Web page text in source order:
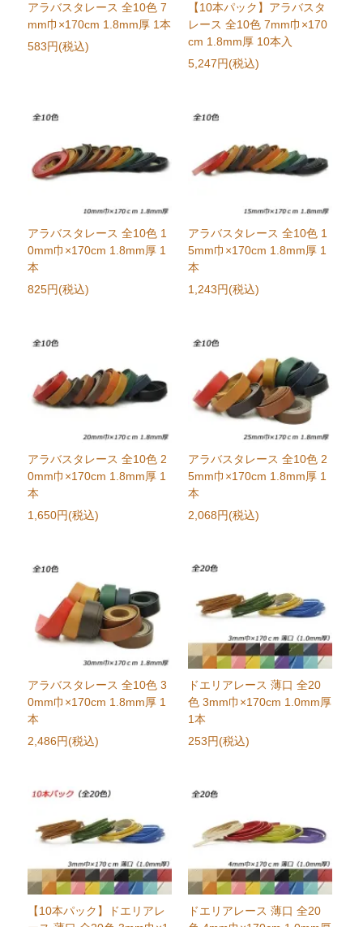
アラバスタレース 全10色 7
mm巾×170cm 1.8mm厚 1本
583円(税込)
【10本パック】アラバスタ
レース 全10色 7mm巾×170
cm 1.8mm厚 10本入
5,247円(税込)
アラバスタレース 全10色 1
0mm巾×170cm 1.8mm厚 1
本
825円(税込)
アラバスタレース 全10色 1
5mm巾×170cm 1.8mm厚 1
本
1,243円(税込)
アラバスタレース 全10色 2
0mm巾×170cm 1.8mm厚 1
本
1,650円(税込)
アラバスタレース 全10色 2
5mm巾×170cm 1.8mm厚 1
本
2,068円(税込)
アラバスタレース 全10色 3
0mm巾×170cm 1.8mm厚 1
本
2,486円(税込)
ドエリアレース 薄口 全20
色 3mm巾×170cm 1.0mm厚
1本
253円(税込)
【10本パック】ドエリアレ
ドエリアレース 薄口 全20